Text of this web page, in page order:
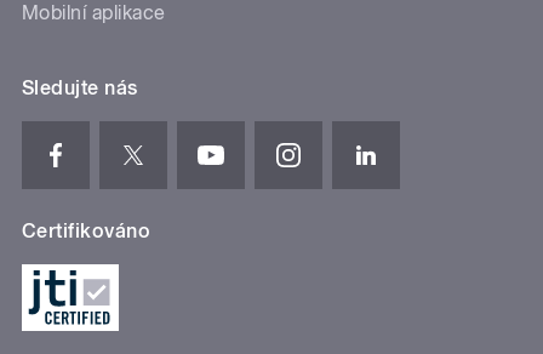
Mobilní aplikace
Sledujte nás
Certifikováno